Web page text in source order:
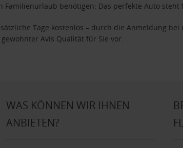
benötigen: Das perfekte Auto steht
Tage kostenlos – durch die Anmeldung
Avis Qualität für Sie vor.
WAS KÖNNEN WIR IHNEN
ANBIETEN?